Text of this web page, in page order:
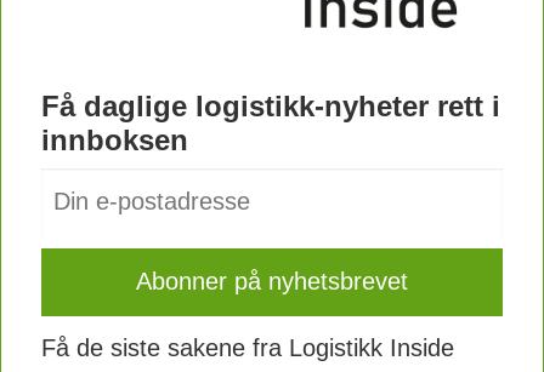
Få daglige logistikk-nyheter rett i
innboksen
Få de siste sakene fra Logistikk Inside